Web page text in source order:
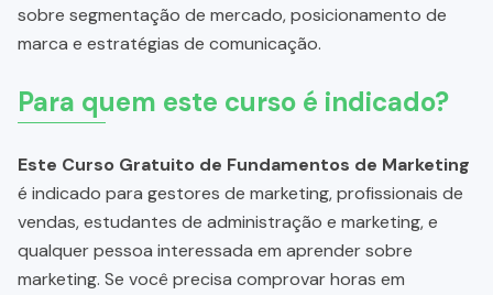
sobre segmentação de mercado, posicionamento de
marca e estratégias de comunicação.
Para quem este curso é indicado?
Este Curso Gratuito de Fundamentos de Marketing
é indicado para gestores de marketing, profissionais de
vendas, estudantes de administração e marketing, e
qualquer pessoa interessada em aprender sobre
marketing. Se você precisa comprovar horas em